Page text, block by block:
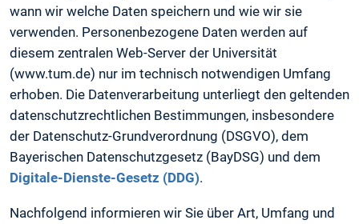
wann wir welche Daten speichern und wie wir sie
verwenden. Personenbezogene Daten werden auf
diesem zentralen Web-Server der Universität
(www.tum.de) nur im technisch notwendigen Umfang
erhoben. Die Datenverarbeitung unterliegt den geltenden
datenschutzrechtlichen Bestimmungen, insbesondere
der Datenschutz-Grundverordnung (DSGVO), dem
Bayerischen Datenschutzgesetz (BayDSG) und dem
Digitale-Dienste-Gesetz (DDG).
Nachfolgend informieren wir Sie über Art, Umfang und